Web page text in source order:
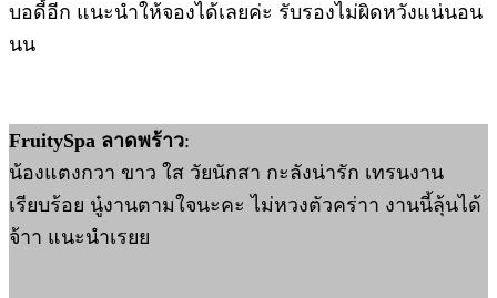
บอดี้อีก แนะนำให้จองได้เลยค่ะ รับรองไม่ผิดหวังแน่นอน
นน
FruitySpa ลาดพร้าว:
น้องแตงกวา ขาว ใส วัยนักสา กะลังน่ารัก เทรนงาน
เรียบร้อย นู๋งานตามใจนะคะ ไม่หวงตัวคร่าา งานนี้ลุ้นได้
จ้าา แนะนำเรยย